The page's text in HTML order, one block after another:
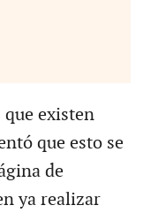
existen
que esto se
de
ya realizar